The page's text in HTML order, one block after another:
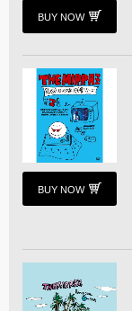
BUY NOW
BUY NOW